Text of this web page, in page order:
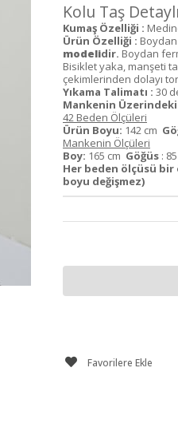
Kolu Taş
Kumaş Özelliği :
Ürün Özelliği :
modelidir. Boydan
Bisiklet yaka, manşeti
çekimlerinden dolayı
Yıkama Talimatı : 30
Mankenin
42 Beden Ölçüleri
Ürün Boyu: 142 cm
Mankenin Ölçüleri
Boy: 165 cm Göğüs :
Her beden ölçüsü bir
boyu değişmez)
Favorilere Ekle